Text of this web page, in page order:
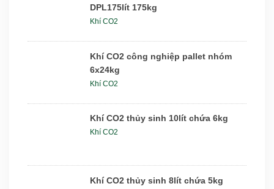
DPL175lít 175kg
Khí CO2
Khí CO2 công nghiệp pallet nhóm
6x24kg
Khí CO2
Khí CO2 thủy sinh 10lít chứa 6kg
Khí CO2
Khí CO2 thủy sinh 8lít chứa 5kg